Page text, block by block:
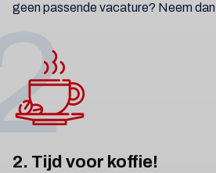
geen passende vacature? Neem dan
2. Tijd voor koffie!